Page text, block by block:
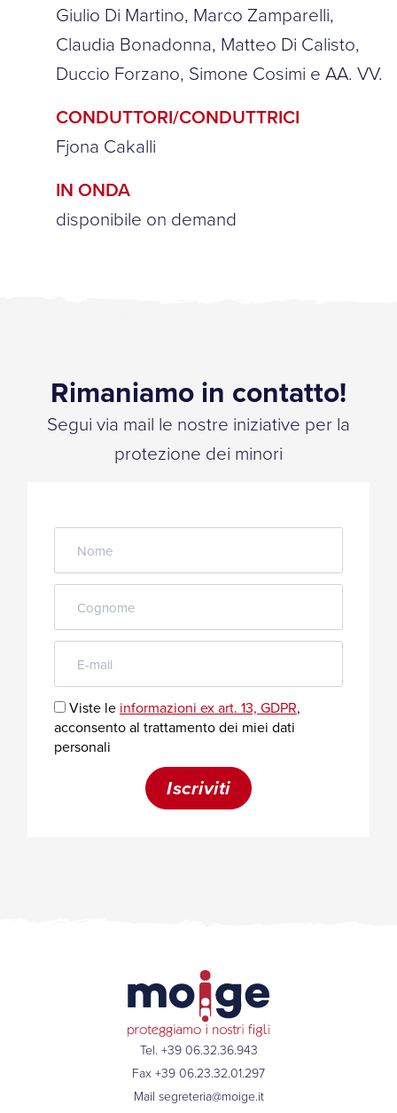
Giulio Di Martino, Marco Zamparelli,
Claudia Bonadonna, Matteo Di Calisto,
Duccio Forzano, Simone Cosimi e AA. VV.
CONDUTTORI/CONDUTTRICI
Fjona Cakalli
IN ONDA
disponibile on demand
Rimaniamo in contatto!
Segui via mail le nostre iniziative per la
protezione dei minori
Tel. +39 06.32.36.943
Fax +39 06.23.32.01.297
Mail segreteria@moige.it